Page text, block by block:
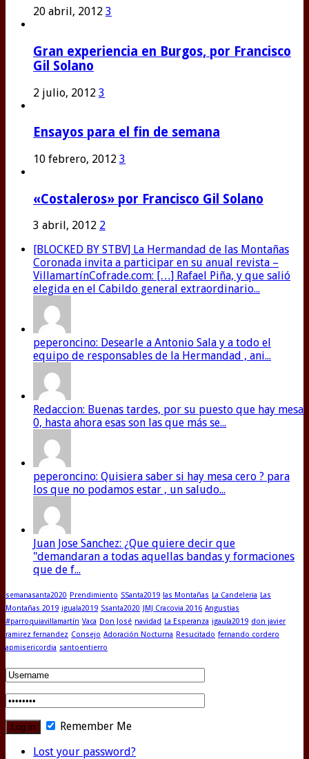
20 abril, 2012 3
Gran experiencia en Burgos, por Francisco
Gil Solano
2 julio, 2012 3
Ensayos para el fin de semana
10 febrero, 2012 3
«Costaleros» por Francisco Gil Solano
3 abril, 2012 2
[BLOCKED BY STBV] La Hermandad de las Montañas
Coronada invita a participar en su anual revista –
VillamartínCofrade.com: […] Rafael Piña, y que salió
elegida en el Cabildo general extraordinario...
peperoncino: Desearle a Antonio Sala y a todo el
equipo de responsables de la Hermandad , ani...
Redaccion: Buenas tardes, por su puesto que hay mesa
0, hasta ahora esas son las que más se...
peperoncino: Quisiera saber si hay mesa cero ? para
los que no podamos estar , un saludo...
Juan Jose Sanchez: ¿Que quiere decir que
"demandaran a todas aquellas bandas y formaciones
que de f...
semanasanta2020 Prendimiento SSanta2019 las Montañas La Candeleria Las
Montañas 2019 iguala2019 Ssanta2020 JMJ Cracovia 2016 Angustias
#parroquiavillamartín Vaca Don José navidad La Esperanza igaula2019 don javier
ramirez fernandez Consejo Adoración Nocturna Resucitado fernando cordero
apmisericordia santoentierro
Remember Me
Lost your password?